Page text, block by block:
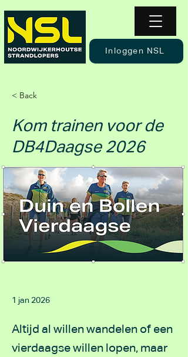
Inloggen NSL
< Back
Kom trainen voor de
DB4Daagse 2026
1 jan 2026
Altijd al willen wandelen of een
vierdaagse willen lopen, maar